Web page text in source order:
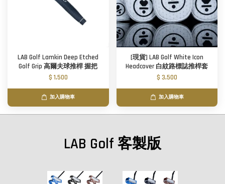
LAB Golf Lamkin Deep Etched
Golf Grip 高爾夫球推桿 握把
$ 1,500
加入購物車
[現貨] LAB Golf White Icon
Headcover 白紋路標誌推桿套
$ 3,500
加入購物車
LAB Golf 客製版